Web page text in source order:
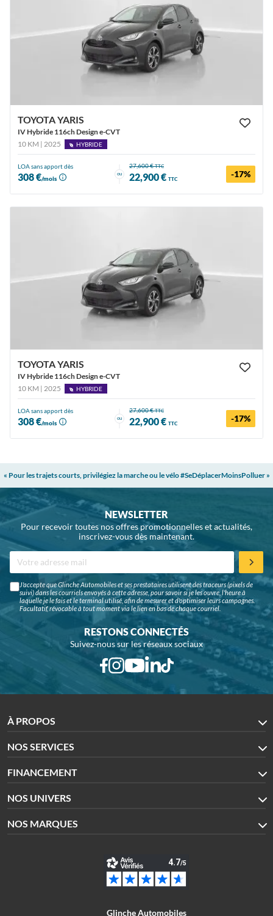
TOYOTA YARIS
IV Hybride 116ch Design e-CVT
10 KM | 2025
HYBRIDE
LOA sans apport dès
308 €/mois
ou
27,600 €TTC
22,900 € TTC -17%
TOYOTA YARIS
IV Hybride 116ch Design e-CVT
10 KM | 2025
HYBRIDE
LOA sans apport dès
308 €/mois
ou
27,600 €TTC
22,900 € TTC -17%
« Pour les trajets courts, privilégiez la marche ou le vélo #SeDéplacerMoinsPolluer »
NEWSLETTER
Pour recevoir toutes nos offres promotionnelles et actualités,
inscrivez-vous dès maintenant.
J'accepte que Glinche Automobiles et ses prestataires utilisent des traceurs (pixels de
suivi) dans les courriels envoyés à cette adresse, pour savoir si je les ouvre, l'heure à
laquelle je le fais et le terminal utilisé, afin de mesurer et d'optimiser leurs campagnes.
Facultatif, révocable à tout moment via le lien en bas de chaque courriel.
RESTONS CONNECTÉS
Suivez-nous sur les réseaux sociaux
À PROPOS
NOS SERVICES
FINANCEMENT
NOS UNIVERS
NOS MARQUES
Glinche Automobiles